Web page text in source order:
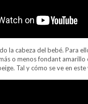
la cabeza del bebé. Para
o menos fondant
Tal y cómo se ve en este